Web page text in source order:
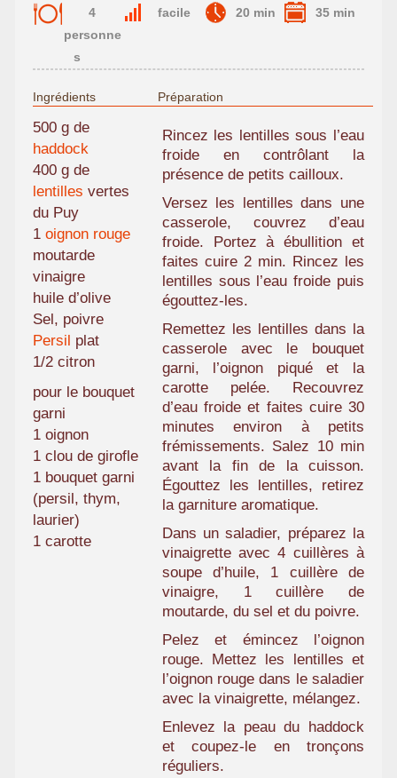
4
personne
s
facile 20 min 35 min
Ingrédients
500 g de
haddock
400 g de
lentilles vertes
du Puy
1 oignon rouge
moutarde
vinaigre
huile d’olive
Sel, poivre
Persil plat
1/2 citron
pour le bouquet
garni
1 oignon
1 clou de girofle
1 bouquet garni
(persil, thym,
laurier)
1 carotte
Préparation
Rincez les lentilles sous l’eau
froide en contrôlant la
présence de petits cailloux.
Versez les lentilles dans une
casserole, couvrez d’eau
froide. Portez à ébullition et
faites cuire 2 min. Rincez les
lentilles sous l’eau froide puis
égouttez-les.
Remettez les lentilles dans la
casserole avec le bouquet
garni, l’oignon piqué et la
carotte pelée. Recouvrez
d’eau froide et faites cuire 30
minutes environ à petits
frémissements. Salez 10 min
avant la fin de la cuisson.
Égouttez les lentilles, retirez
la garniture aromatique.
Dans un saladier, préparez la
vinaigrette avec 4 cuillères à
soupe d’huile, 1 cuillère de
vinaigre, 1 cuillère de
moutarde, du sel et du poivre.
Pelez et émincez l’oignon
rouge. Mettez les lentilles et
l’oignon rouge dans le saladier
avec la vinaigrette, mélangez.
Enlevez la peau du haddock
et coupez-le en tronçons
réguliers.